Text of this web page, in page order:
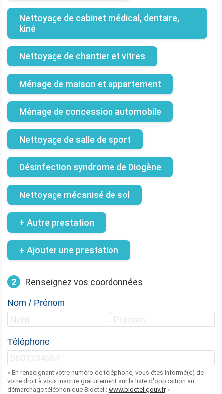
Nettoyage de cabinet médical, dentaire,
kiné
Nettoyage de chantier et vitres
Ménage de maison et appartement
Ménage de concession automobile
Nettoyage de salle de sport
Désinfection syndrome de Diogène
Nettoyage mécanisé de sol
+ Autre prestation
+ Ajouter une prestation
2 Renseignez vos coordonnées
Nom / Prénom
Téléphone
« En renseignant votre numéro de téléphone, vous êtes informé(e) de
votre droit à vous inscrire gratuitement sur la liste d'opposition au
démarchage téléphonique Bloctel : www.bloctel.gouv.fr. »